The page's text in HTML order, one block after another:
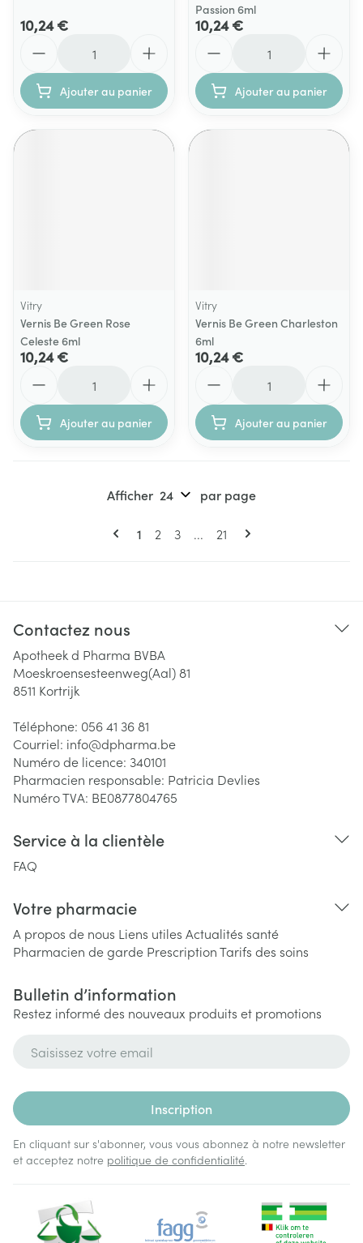
10,24 €
Ajouter au panier
Passion 6ml
10,24 €
Ajouter au panier
Vitry
Vernis Be Green Rose
Celeste 6ml
10,24 €
Ajouter au panier
Vitry
Vernis Be Green Charleston
6ml
10,24 €
Ajouter au panier
Pages
Vous lisez actuellement la page
1 Page
2 Page
3 ... Page
21
Afficher par page
Contactez nous
Apotheek d Pharma BVBA
Moeskroensesteenweg(Aal) 81
8511 Kortrijk
Téléphone: 056 41 36 81
Courriel: info@dpharma.be
Numéro de licence: 340101
Pharmacien responsable: Patricia Devlies
Numéro TVA: BE0877804765
Service à la clientèle
FAQ
Votre pharmacie
A propos de nous Liens utiles Actualités santé
Pharmacien de garde PrescriptionTarifs des soins
Bulletin d’information
Restez informé des nouveaux produits et promotions
Inscription
En cliquant sur s'abonner, vous vous abonnez à notre newsletter
et acceptez notre politique de confidentialité.